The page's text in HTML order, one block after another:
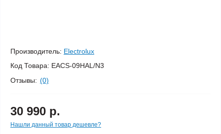
Производитель: Electrolux
Код Товара: EACS-09HAL/N3
Отзывы: (0)
30 990 р.
Нашли данный товар дешевле?